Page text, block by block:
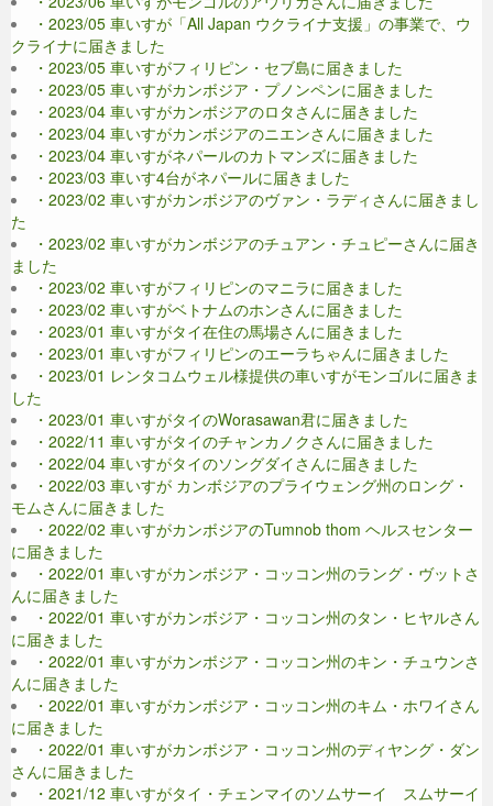
・2023/05 車いすが「All Japan ウクライナ支援」の事業で、ウ
クライナに届きました
・2023/05 車いすがフィリピン・セブ島に届きました
・2023/05 車いすがカンボジア・プノンペンに届きました
・2023/04 車いすがカンボジアのロタさんに届きました
・2023/04 車いすがカンボジアのニエンさんに届きました
・2023/04 車いすがネパールのカトマンズに届きました
・2023/03 車いす4台がネパールに届きました
・2023/02 車いすがカンボジアのヴァン・ラディさんに届きまし
た
・2023/02 車いすがカンボジアのチュアン・チュピーさんに届き
ました
・2023/02 車いすがフィリピンのマニラに届きました
・2023/02 車いすがベトナムのホンさんに届きました
・2023/01 車いすがタイ在住の馬場さんに届きました
・2023/01 車いすがフィリピンのエーラちゃんに届きました
・2023/01 レンタコムウェル様提供の車いすがモンゴルに届きま
した
・2023/01 車いすがタイのWorasawan君に届きました
・2022/11 車いすがタイのチャンカノクさんに届きました
・2022/04 車いすがタイのソングダイさんに届きました
・2022/03 車いすが カンボジアのプライウェング州のロング・
モムさんに届きました
・2022/02 車いすがカンボジアのTumnob thom ヘルスセンター
に届きました
・2022/01 車いすがカンボジア・コッコン州のラング・ヴットさ
んに届きました
・2022/01 車いすがカンボジア・コッコン州のタン・ヒヤルさん
に届きました
・2022/01 車いすがカンボジア・コッコン州のキン・チュウンさ
んに届きました
・2022/01 車いすがカンボジア・コッコン州のキム・ホワイさん
に届きました
・2022/01 車いすがカンボジア・コッコン州のディヤング・ダン
さんに届きました
・2021/12 車いすがタイ・チェンマイのソムサーイ スムサーイ